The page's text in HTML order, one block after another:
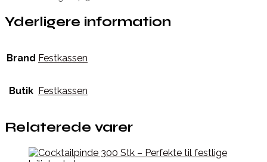
Yderligere information
Brand Festkassen
Butik Festkassen
Relaterede varer